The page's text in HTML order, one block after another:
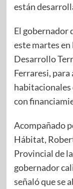
están
El gobernador
este martes
Desarrollo
Ferraresi,
habitacionales
con
Acompañado
Hábitat,
Provincial de
gobernador
señaló que se